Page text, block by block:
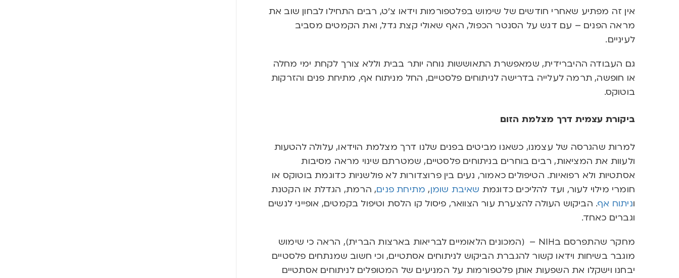
אין זה מפתיע שאחרי חודשים של שימוש בפלטפורמות וידאו צ’ט, רבים התחילו לבחון שוב את
מראה הפנים – עם דגש על הסנטר הכפול, האף שאולי קצת גדל, ואת הקמטים מסביב
לעיניים.
גם העבודה ההיברידית, שמאפשרת התאוששות נוחה יותר בבית וללא צורך לקחת ימי מחלה
או חופשה, תרמה לעלייה בדרישה לניתוחים פלסטיים, החל מניתוח אף, מתיחת פנים והזרקות
בוטוקס.
ביקורת עצמית דרך מצלמת הזום
למרות שהגרסה של עצמנו, כשאנו מביטים בפנים שלנו דרך מצלמת הוידאו, עלולה להטעות
ולעוות את המציאות, רבים בוחרים בניתוחים פלסטיים, שמטרתם שינוי מראה מסיבות
אסתטיות ולא רפואיות. הטיפולים כאמור, נעים בין פרוצדורות לא פולשניות כדוגמת בוטוקס או
חומרי מילוי לעור, ועד להליכים כדוגמת שאיבת שומן, מתיחת פנים, הרמת, הגדלת או הקטנת
וניתוח אף. הביקוש העולה להצערת עור הצוואר, פיסול קו הלסת וטיפול בקמטים, אופייני לנשים
וגברים כאחד.
מחקר שהתפרסם בNIH – (המכונים הלאומיים לבריאות בארצות הברית), הראה כי שימוש
מוגבר בשיחות וידאו קשור להגברת הביקוש לניתוחים אסתטיים, וכי חשוב שמנתחים פלסטיים
יבחנו וישקלו את השפעות אותן פלטפורמות על המניעים של המטופלים לניתוחים אסתטיים